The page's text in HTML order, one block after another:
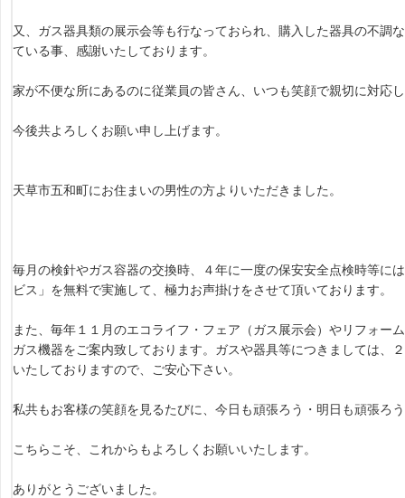
又、ガス器具類の展示会等も行なっておられ、購入した器具の不調
ている事、感謝いたしております。
家が不便な所にあるのに従業員の皆さん、いつも笑顔で親切に対応
今後共よろしくお願い申し上げます。
天草市五和町にお住まいの男性の方よりいただきました。
毎月の検針やガス容器の交換時、４年に一度の保安安全点検時等に
ビス」を無料で実施して、極力お声掛けをさせて頂いております。
また、毎年１１月のエコライフ・フェア（ガス展示会）やリフォー
ガス機器をご案内致しております。ガスや器具等につきましては、
いたしておりますので、ご安心下さい。
私共もお客様の笑顔を見るたびに、今日も頑張ろう・明日も頑張ろ
こちらこそ、これからもよろしくお願いいたします。
ありがとうございました。